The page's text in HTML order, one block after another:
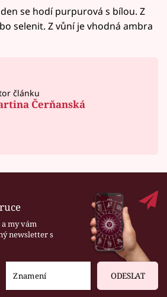
se hodí purpurová s bílou. Z
selenit. Z vůní je vhodná ambra
článku
Čerňanská
my vám
newsletter s
ODESLAT